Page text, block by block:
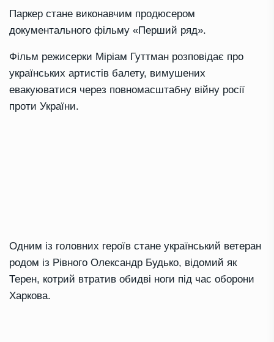
Паркер стане виконавчим продюсером
документального фільму «Перший ряд».
Фільм режисерки Міріам Гуттман розповідає про
українських артистів балету, вимушених
евакуюватися через повномасштабну війну росії
проти України.
Одним із головних героїв стане український ветеран
родом із Рівного Олександр Будько, відомий як
Терен, котрий втратив обидві ноги під час оборони
Харкова.